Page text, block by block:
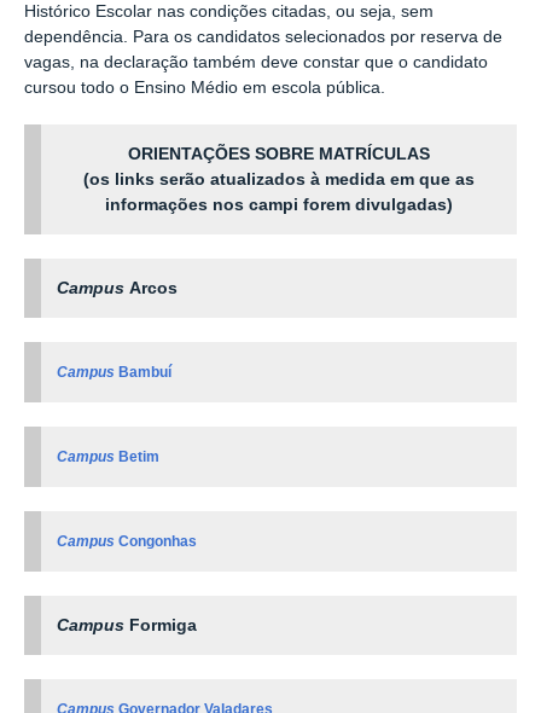
Histórico Escolar nas condições citadas, ou seja, sem
dependência. Para os candidatos selecionados por reserva de
vagas, na declaração também deve constar que o candidato
cursou todo o Ensino Médio em escola pública.
ORIENTAÇÕES SOBRE MATRÍCULAS
(os links serão atualizados à medida em que as
informações nos campi forem divulgadas)
CampusArcos
Campus Bambuí
Campus Betim
CampusCongonhas
Campus Formiga
CampusGovernador Valadares